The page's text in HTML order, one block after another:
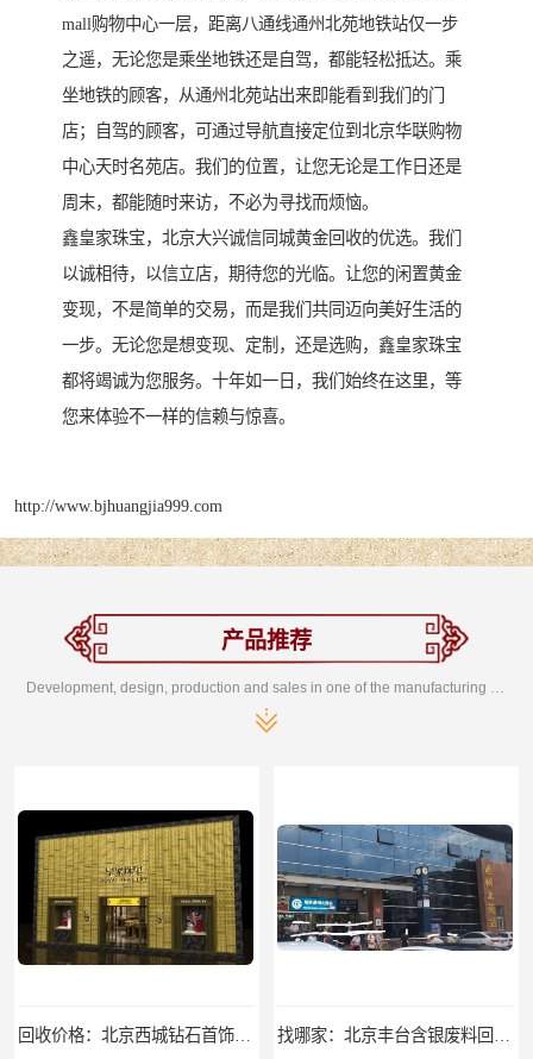
mall购物中心一层，距离八通线通州北苑地铁站仅一步
之遥，无论您是乘坐地铁还是自驾，都能轻松抵达。乘
坐地铁的顾客，从通州北苑站出来即能看到我们的门
店；自驾的顾客，可通过导航直接定位到北京华联购物
中心天时名苑店。我们的位置，让您无论是工作日还是
周末，都能随时来访，不必为寻找而烦恼。
鑫皇家珠宝，北京大兴诚信同城黄金回收的优选。我们
以诚相待，以信立店，期待您的光临。让您的闲置黄金
变现，不是简单的交易，而是我们共同迈向美好生活的
一步。无论您是想变现、定制，还是选购，鑫皇家珠宝
都将竭诚为您服务。十年如一日，我们始终在这里，等
您来体验不一样的信赖与惊喜。
http://www.bjhuangjia999.com
产品推荐